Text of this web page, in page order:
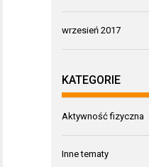
wrzesień 2017
KATEGORIE
Aktywność fizyczna
Inne tematy